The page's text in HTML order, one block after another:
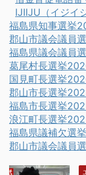
IJIIJU（イジイ
福島県知事選挙
郡山市議会議員
福島県議会議員
葛尾村長選挙
国見町長選挙
郡山市長選挙
福島市長選挙
浪江町長選挙
福島県議補欠選
郡山市議会議員